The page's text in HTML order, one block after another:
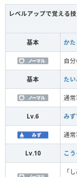
レベルアップで覚える技
基本 かた
自
基本 た
通
Lv.6 みず
通
Lv.10 こ
「